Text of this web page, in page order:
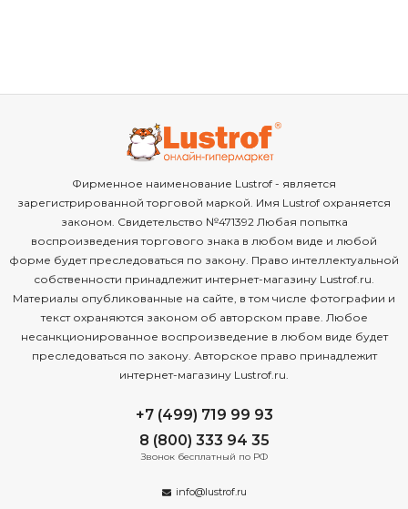
Фирменное наименование Lustrof - является
зарегистрированной торговой маркой. Имя Lustrof охраняется
законом. Свидетельство №471392 Любая попытка
воспроизведения торгового знака в любом виде и любой
форме будет преследоваться по закону. Право интеллектуальной
собственности принадлежит интернет-магазину Lustrof.ru.
Материалы опубликованные на сайте, в том числе фотографии и
текст охраняются законом об авторском праве. Любое
несанкционированное воспроизведение в любом виде будет
преследоваться по закону. Авторское право принадлежит
интернет-магазину Lustrof.ru.
+7 (499) 719 99 93
8 (800) 333 94 35
Звонок бесплатный по РФ
info@lustrof.ru